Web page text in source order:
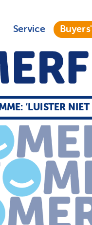
Service
‘LUISTER